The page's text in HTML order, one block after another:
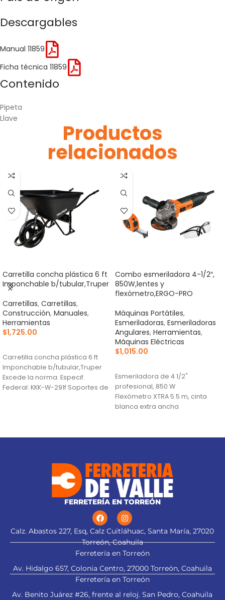
Descargables
Manual 11859
Ficha técnica 11859
Contenido
Pipeta
Llave
Productos
relacionados
Carretilla concha plástica 6 ft
Imponchable b/tubular,Truper
Carretillas, Carretillas,
Construcción, Manuales,
Herramientas
$1,725.00
Carretilla concha plástica 6 ft
Imponchable b/tubular,Truper
Excede la norma: Especif.
Federal: KKK-W-291f Soportes de
Combo esmeriladora 4-1/2″,
850W,lentes y
flexómetro,ERGO-PRO
Máquinas Portátiles,
Esmeriladoras, Esmeriladoras
Angulares, Herramientas,
Máquinas Eléctricas
$1,015.00
Esmeriladora de 4 1/2"
profesional, 850 W
Flexómetro XTRA 5.5 m, cinta
blanca extra ancha
esmeriladora" title="Aplica a
FERRETERÍA EN TORREÓN
Calz. Abastos 227, Esq, Calz Cuitláhuac, Santa María, 27020
Torreón, Coahuila
Ferretería en Torreón
Av. Hidalgo 657, Colonia Centro, 27000 Torreón, Coahuila
Ferretería en Torreón
Av. Benito Juárez #26, frente al reloj. San Pedro, Coahuila